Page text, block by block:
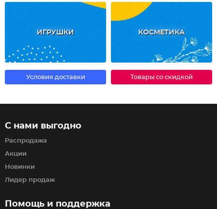
ИГРУШКИ КОСМЕТИКА
Условия доставки Товары со скидкой
Помощь и поддержка
С нами выгодно
Распродажа
Акции
Новинки
Лидер продаж